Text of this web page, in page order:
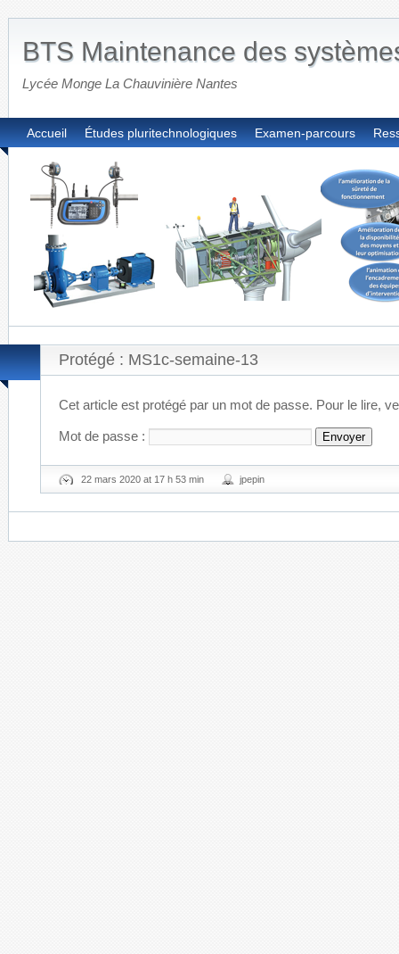
BTS Maintenance des
Lycée Monge La Chauvinière Nantes
Accueil Études pluritechnologiques Examen-parcours
Protégé : MS1c-semaine-13
Cet article est protégé par un mot de passe. Pour le lire,
Mot de passe :
22 mars 2020 at 17 h 53 min jpepin